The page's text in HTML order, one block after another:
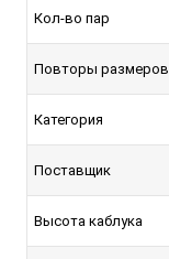
Кол-во пар
Повторы размеров
Категория
Поставщик
Высота каблука